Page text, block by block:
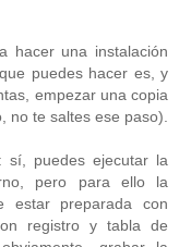
hacer una instalación
puedes hacer es, y
empezar una copia
no te saltes ese paso).
sí, puedes ejecutar la
pero para ello la
estar preparada con
registro y tabla de